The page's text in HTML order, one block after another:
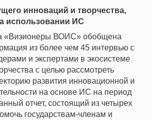
инноваций и творчества,
использовании ИС
«Визионеры ВОИС» обобщена
из более чем 45 интервью с
и экспертами в экосистеме
с целью рассмотреть
развития инновационной и
на основе ИС на период
отчет, состоящий из четырех
государствам-членам и